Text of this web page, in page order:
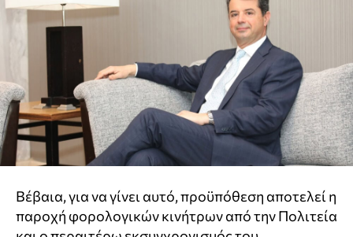
Βέβαια, για να γίνει αυτό, προϋπόθεση αποτελεί η
παροχή φορολογικών κινήτρων από την Πολιτεία